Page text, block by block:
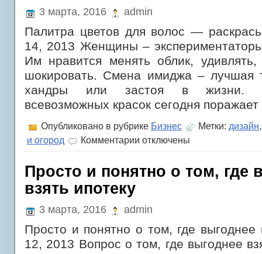
3 марта, 2016 admin
Палитра цветов для волос —
14, 2013 Женщины –
Им нравится менять облик,
шокировать. Смена имиджа – лучшая
хандры или застоя в жизни.
всевозможных красок сегодня
Опубликовано в рубрике Бизнес Метки: дизайн
и огород
Комментарии
свою
отключены
Просто и понятно о том, где
взять ипотеку
3 марта, 2016 admin
Просто и понятно о том, где выгоднее
12, 2013 Вопрос о том, где выгоднее